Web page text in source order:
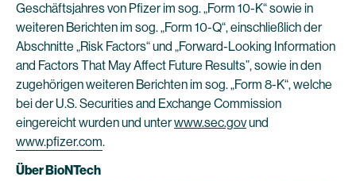
Geschäftsjahres von Pfizer im sog. „Form 10-K“ sowie in
weiteren Berichten im sog. „Form 10-Q“, einschließlich der
Abschnitte „Risk Factors“ und „Forward-Looking Information
and Factors That May Affect Future Results”, sowie in den
zugehörigen weiteren Berichten im sog. „Form 8-K“, welche
bei der U.S. Securities and Exchange Commission
eingereicht wurden und unterwww.sec.govund
www.pfizer.com.
Über BioNTech